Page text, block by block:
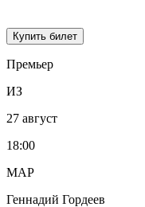
Купить билет
Премьер
ИЗ
27 август
18:00
МАР
Геннадий Гордеев